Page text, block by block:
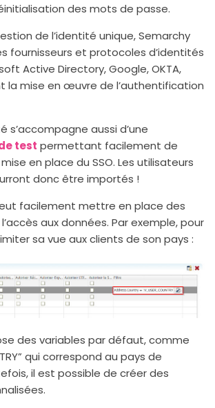
des mots de passe.
de l’identité unique, Semarchy
fournisseurs et protocoles d’identités
Active Directory, Google, OKTA,
la mise en œuvre de l’authentification
aussi d’une
test permettant facilement de
en place du SSO. Les utilisateurs
donc être importés !
facilement mettre en place des
l’accès aux données. Par exemple, pour
sa vue aux clients de son pays :
des variables par défaut, comme
qui correspond au pays de
il est possible de créer des